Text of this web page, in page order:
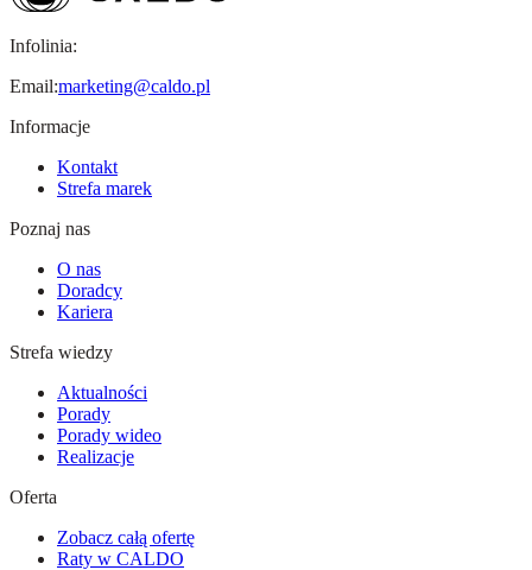
Infolinia:
Email:marketing@caldo.pl
Informacje
Kontakt
Strefa marek
Poznaj nas
O nas
Doradcy
Kariera
Strefa wiedzy
Aktualności
Porady
Porady wideo
Realizacje
Oferta
Zobacz całą ofertę
Raty w CALDO